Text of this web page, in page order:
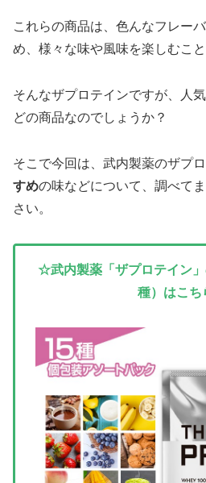
これらの商品は、色んなフレー
め、様々な味や風味を楽しむこと
そんなザプロテインですが、人
どの商品なのでしょうか？
そこで今回は、武内製薬のザプ
すめの味などについて、調べて
さい。
☆武内製薬「ザプロテイン
種）はこち